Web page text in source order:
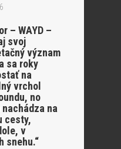
– WAYD –
svoj
význam
sa roky
na
vrchol
no
na
cesty,
v
snehu.“